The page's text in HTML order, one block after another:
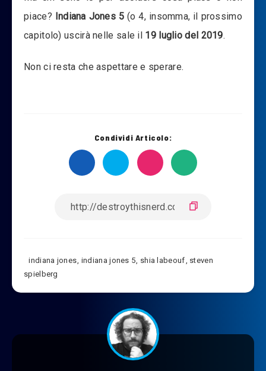
piace? Indiana Jones 5 (o 4, insomma, il prossimo
capitolo) uscirà nelle sale il 19 luglio del 2019.
Non ci resta che aspettare e sperare.
Condividi Articolo:
indiana jones, indiana jones 5, shia labeouf, steven
spielberg